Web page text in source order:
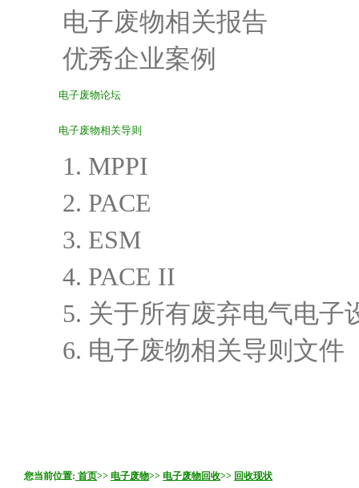
电子废物相关报告
优秀企业案例
电子废物论坛
电子废物相关导则
1. MPPI
2. PACE
3. ESM
4. PACE II
5. 关于所有废弃电气电子
6. 电子废物相关导则文件
您当前位置: 首页>> 电子废物>> 电子废物回收>> 回收现状